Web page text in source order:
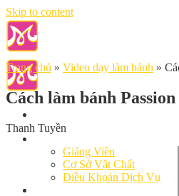
Skip to content
Giảng Viên
Cơ Sở Vật Chất
Điều Khoản Dịch Vụ
Trang chủ » Video dạy làm bánh »
Cách làm bánh
Thanh Tuyền